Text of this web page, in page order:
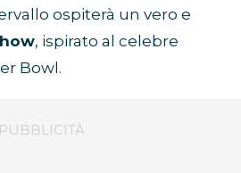
ospiterà un vero e
, ispirato al celebre
Bowl.